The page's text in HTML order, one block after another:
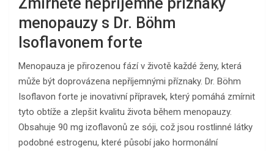
menopauzy s Dr. Böhm
Isoflavonem forte
Menopauza je přirozenou fází v životě každé ženy, která
může být doprovázena nepříjemnými příznaky. Dr. Böhm
Isoflavon forte je inovativní přípravek, který pomáhá zmírnit
tyto obtíže a zlepšit kvalitu života během menopauzy.
Obsahuje 90 mg izoflavonů ze sóji, což jsou rostlinné látky
podobné estrogenu, které působí jako hormonální